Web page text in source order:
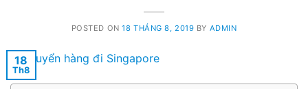
POSTED ON18 THÁNG 8, 2019 BY ADMIN
18
Th8